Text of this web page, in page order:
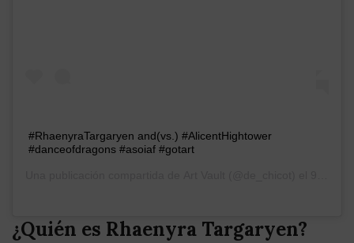
#RhaenyraTargaryen and(vs.) #AlicentHightower
#danceofdragons #asoiaf #gotart
¿Quién es Rhaenyra Targaryen?